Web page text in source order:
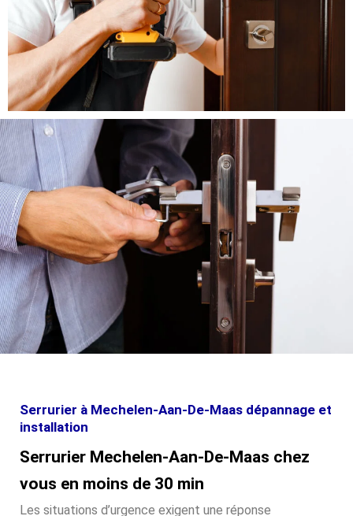
Serrurier à Mechelen-Aan-De-Maas dépannage et
installation
Serrurier Mechelen-Aan-De-Maas chez
vous en moins de 30 min
Les situations d’urgence exigent une réponse